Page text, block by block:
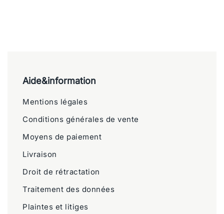
Aide&information
Mentions légales
Conditions générales de vente
Moyens de paiement
Livraison
Droit de rétractation
Traitement des données
Plaintes et litiges